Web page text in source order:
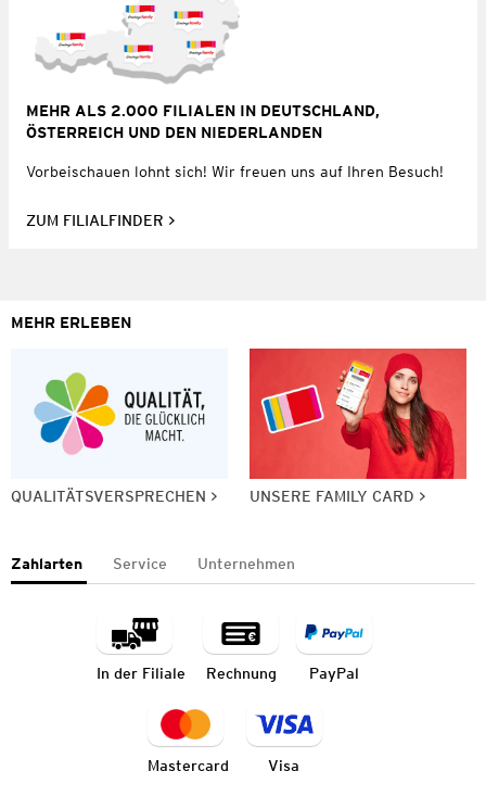
MEHR ALS 2.000 FILIALEN IN DEUTSCHLAND,
ÖSTERREICH UND DEN NIEDERLANDEN
Vorbeischauen lohnt sich! Wir freuen uns auf Ihren Besuch!
ZUM FILIALFINDER
MEHR ERLEBEN
QUALITÄTSVERSPRECHEN UNSERE FAMILY CARD
Zahlarten Service Unternehmen
In der Filiale Rechnung PayPal
Mastercard Visa